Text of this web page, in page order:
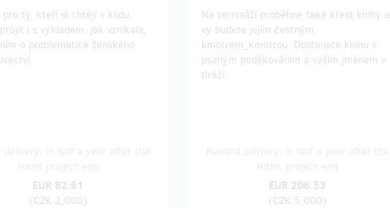
pro ty, kteří si chtějí v klidu
i s výkladem, jak vznikala,
o problematice ženského
EUR 82.61
(CZK 2,000)
Na vernisáži proběhne také křest knihy a
vy budete jejím čestným
kmotrem_kmotrou. Dostanete knihu s
psaným poděkováním a vaším jménem v
tiráži.
EUR 206.53
(CZK 5,000)